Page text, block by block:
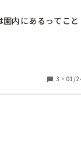
内にあるってこと
3 ・ 01/